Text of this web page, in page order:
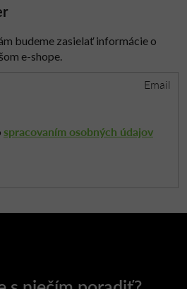
budeme zasielať informácie o
e-shope.
Email
spracovaním osobných údajov